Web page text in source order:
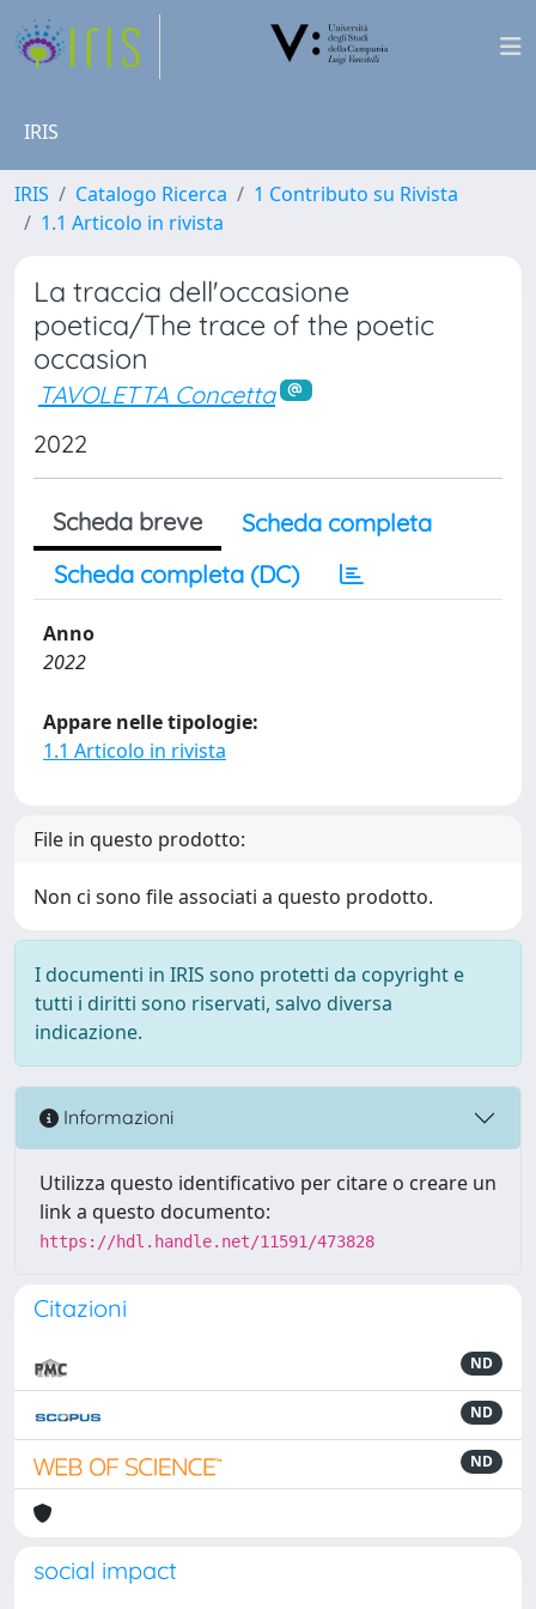
IRIS
IRIS Catalogo Ricerca
1 Contributo su Rivista
1.1 Articolo in rivista
La traccia dell'occasione
poetica/The trace of the poetic
occasion
TAVOLETTA Concetta
2022
Scheda breve
Scheda completa
Scheda completa (DC)
Anno
2022
Appare nelle tipologie:
1.1 Articolo in rivista
File in questo prodotto:
Non ci sono file associati a questo prodotto.
I documenti in IRIS sono protetti da copyright e
tutti i diritti sono riservati, salvo diversa
indicazione.
Informazioni
Utilizza questo identificativo per citare o creare un
link a questo documento:
https://hdl.handle.net/11591/473828
Citazioni
ND
ND
ND
social impact